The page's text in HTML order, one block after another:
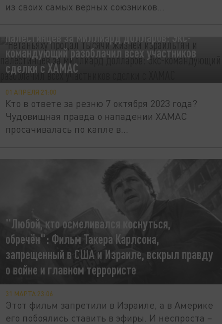
из своих самых верных союзников...
палестинцев за миллиард долларов: Экс-
командующий разоблачил всех участников
сделки с ХАМАС
01 АПРЕЛЯ 21:00
Кто в ответе за резню 7 октября 2023 года?
Чудовищная правда о нападении ХАМАС
просачивалась по капле в...
"Любой, кто осмеливался коснуться,
обречён": Фильм Такера Карлсона,
запрещенный в США и Израиле, вскрыл правду
о войне и главном террористе
31 МАРТА 23:06
Этот фильм запретили в Израиле, а в Америке
его побоялись ставить в эфиры. И неспроста –